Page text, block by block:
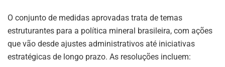
O conjunto de medidas aprovadas trata de temas
estruturantes para a política mineral brasileira, com ações
que vão desde ajustes administrativos até iniciativas
estratégicas de longo prazo. As resoluções incluem: